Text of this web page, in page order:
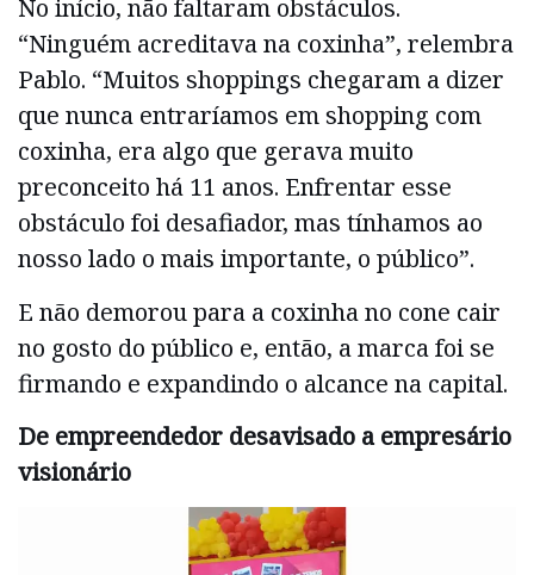
No início, não faltaram obstáculos.
“Ninguém acreditava na coxinha”, relembra
Pablo. “Muitos shoppings chegaram a dizer
que nunca entraríamos em shopping com
coxinha, era algo que gerava muito
preconceito há 11 anos. Enfrentar esse
obstáculo foi desafiador, mas tínhamos ao
nosso lado o mais importante, o público”.
E não demorou para a coxinha no cone cair
no gosto do público e, então, a marca foi se
firmando e expandindo o alcance na capital.
De empreendedor desavisado a empresário
visionário